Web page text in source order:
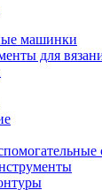
машинки
для